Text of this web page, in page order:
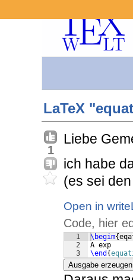
LaTeX
1
Liebe
ich habe
(es sei
Open in
Code, hier
1
2
3
\begim{
A exp
\end {
Ausgabe erzeugen